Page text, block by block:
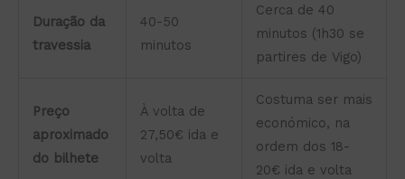
Duração da
travessia
40-50
minutos
Cerca de 40
minutos (1h30 se
partires de Vigo)
Preço
aproximado
do bilhete
À volta de
27,50€ ida e
volta
Costuma ser mais
económico, na
ordem dos 18-
20€ ida e volta